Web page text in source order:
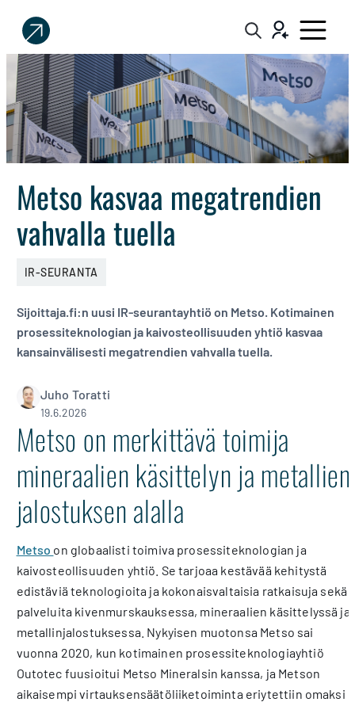
Sijoittaja.fi
Tee
parempia
sijoituspäätöksiä
Metso kasvaa megatrendien
vahvalla tuella
IR-SEURANTA
Sijoittaja.fi:n uusi IR-seurantayhtiö on Metso. Kotimainen
prosessiteknologian ja kaivosteollisuuden yhtiö kasvaa
kansainvälisesti megatrendien vahvalla tuella.
Juho Toratti
19.6.2026
Metso on merkittävä toimija
mineraalien käsittelyn ja metallien
jalostuksen alalla
Metso on globaalisti toimiva prosessiteknologian ja
kaivosteollisuuden yhtiö. Se tarjoaa kestävää kehitystä
edistäviä teknologioita ja kokonaisvaltaisia ratkaisuja sekä
palveluita kivenmurskauksessa, mineraalien käsittelyssä ja
metallinjalostuksessa. Nykyisen muotonsa Metso sai
vuonna 2020, kun kotimainen prosessiteknologiayhtiö
Outotec fuusioitui Metso Mineralsin kanssa, ja Metson
aikaisempi virtauksensäätöliiketoiminta eriytettiin omaksi